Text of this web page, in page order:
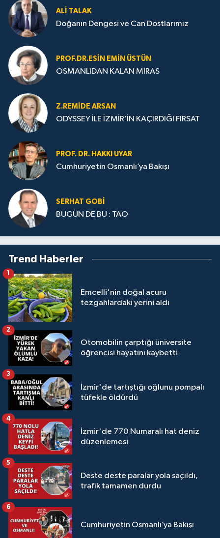
ALI TALAK
Doğanın Dengesi ve Can Dostlarımız
PROF.DR.ESIN EMIN ÜSTÜN
OSMANLIDAN KALAN MİRAS
Z.REMIDE ARSAN
ODYSSEY İLE İZMİR’İN KAÇIRDIĞI FIRSAT
PROF. DR. HAKKI UYAR
Cumhuriyetin Osmanlı’ya Bakışı
SERHAT GOBİ
BUGÜN DE BU : TAO
Trend Haberler
Emcelli'nin doğal acuru
tezgahlardaki yerini aldı
1
Otomobilin çarptığı üniversite
öğrencisi hayatını kaybetti
2
İzmir'de tartıştığı oğlunu pompalı
tüfekle öldürdü
3
İzmir'de 770 Numaralı hat deniz
düzenlemesi
4
Deste deste paralar yola saçıldı,
trafik tamamen durdu
5
Cumhuriyetin Osmanlı’ya Bakışı
6